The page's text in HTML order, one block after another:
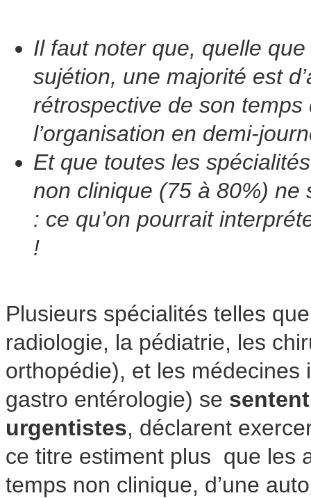
Il faut noter que, quelle
sujétion, une majorité est
rétrospective de son
l’organisation en demi-
Et que toutes les
non clinique (75 à 80%) ne
: ce qu’on pourrait
!
Plusieurs spécialités telles
radiologie, la pédiatrie, les
orthopédie), et les
gastro entérologie) se
urgentistes, déclarent
ce titre estiment plus que les
temps non clinique, d’une